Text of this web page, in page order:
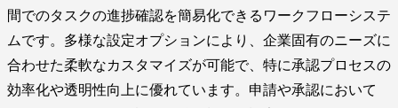
間でのタスクの進捗確認を簡易化できるワークフローシステ
ムです。多様な設定オプションにより、企業固有のニーズに
合わせた柔軟なカスタマイズが可能で、特に承認プロセスの
効率化や透明性向上に優れています。申請や承認において